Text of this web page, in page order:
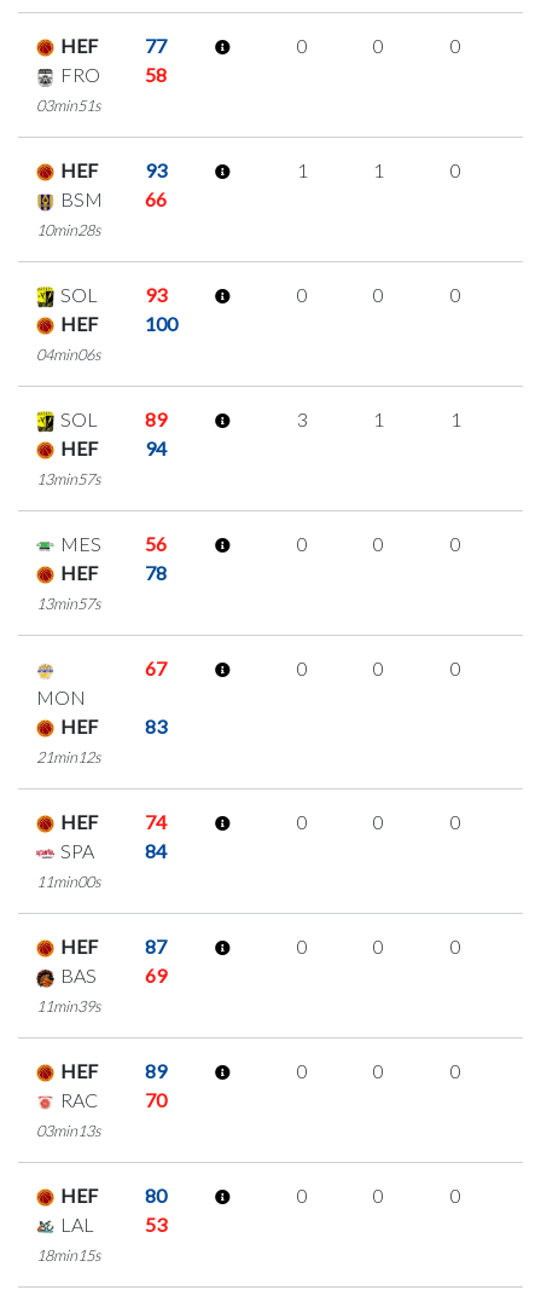
HEF
77
FRO
58
03min51s
0 0 0
HEF
93
BSM
66
10min28s
1 1 0
SOL
93
HEF
100
04min06s
0 0 0
SOL
89
HEF
94
13min57s
3 1 1
MES
56
HEF
78
13min57s
0 0 0
MON
67
HEF 83
21min12s
0 0 0
HEF
74
SPA
84
11min00s
0 0 0
HEF
87
BAS
69
11min39s
0 0 0
HEF
89
RAC
70
03min13s
0 0 0
HEF
80
LAL
53
18min15s
0 0 0